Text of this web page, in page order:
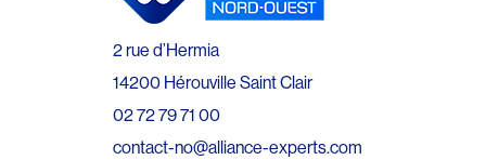
2 rue d’Hermia
14200 Hérouville Saint Clair
02 72 79 71 00
contact-no@alliance-experts.com